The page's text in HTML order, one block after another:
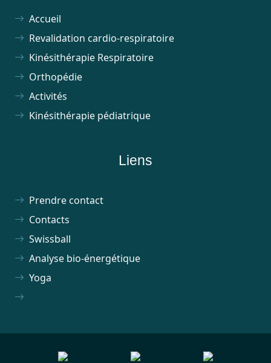
Accueil
Revalidation cardio-respiratoire
Kinésithérapie Respiratoire
Orthopédie
Activités
Kinésithérapie pédiatrique
Liens
Prendre contact
Contacts
Swissball
Analyse bio-énergétique
Yoga